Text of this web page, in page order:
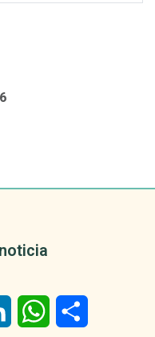
LinkedIn WhatsApp